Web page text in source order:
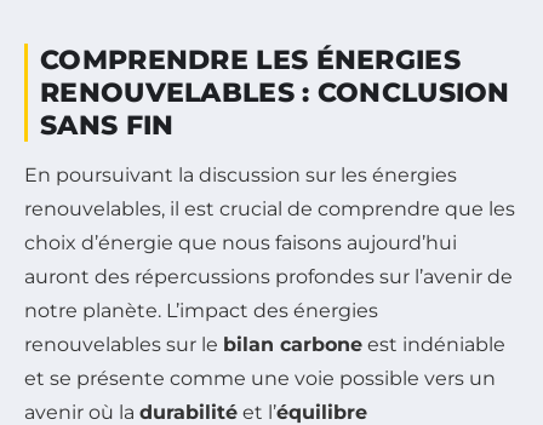
COMPRENDRE LES ÉNERGIES
RENOUVELABLES : CONCLUSION
SANS FIN
En poursuivant la discussion sur les énergies
renouvelables, il est crucial de comprendre que les
choix d’énergie que nous faisons aujourd’hui
auront des répercussions profondes sur l’avenir de
notre planète. L’impact des énergies
renouvelables sur le bilan carbone est indéniable
et se présente comme une voie possible vers un
avenir où la durabilité et l’équilibre